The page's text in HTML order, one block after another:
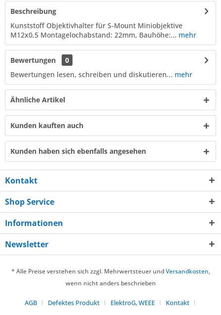
Beschreibung
Kunststoff Objektivhalter für S-Mount Miniobjektive
M12x0,5 Montagelochabstand: 22mm, Bauhöhe:... mehr
Bewertungen
0
Bewertungen lesen, schreiben und diskutieren... mehr
Ähnliche Artikel
Kunden kauften auch
Kunden haben sich ebenfalls angesehen
Kontakt
Shop Service
Informationen
Newsletter
* Alle Preise verstehen sich zzgl. Mehrwertsteuer undVersandkosten,
wenn nicht anders beschrieben
AGB Defektes Produkt ElektroG, WEEE Kontakt